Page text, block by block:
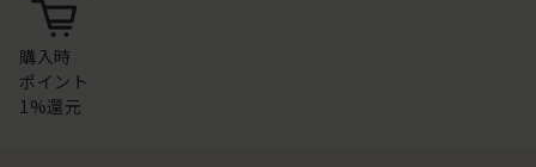
購入時
ポイント
1%還元